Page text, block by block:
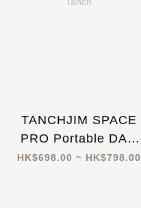
TANCHJIM SPACE
PRO Portable DAC
AMP Asano-Tanch
HK$698.00 ~ HK$798.00